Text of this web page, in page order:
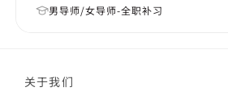
男导师/女导师-全职补习
关于我们